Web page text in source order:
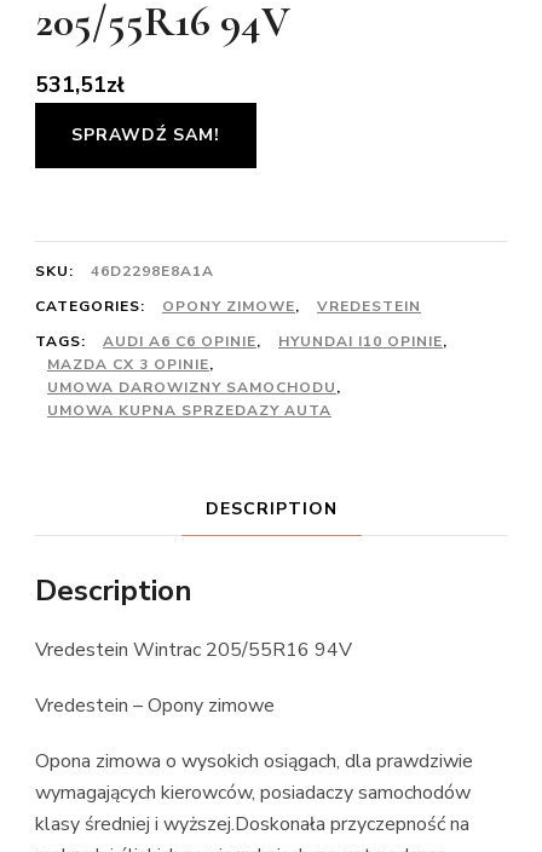
205/55R16 94V
531,51zł
SPRAWDŹ SAM!
SKU:
46D2298E8A1A
CATEGORIES:
OPONY ZIMOWE,
VREDESTEIN
TAGS:
AUDI A6 C6 OPINIE, HYUNDAI I10 OPINIE,
MAZDA CX 3 OPINIE,
UMOWA DAROWIZNY SAMOCHODU,
UMOWA KUPNA SPRZEDAZY AUTA
DESCRIPTION
Description
Vredestein Wintrac 205/55R16 94V
Vredestein – Opony zimowe
Opona zimowa o wysokich osiągach, dla prawdziwie
wymagających kierowców, posiadaczy samochodów
klasy średniej i wyższej.Doskonała przyczepność na